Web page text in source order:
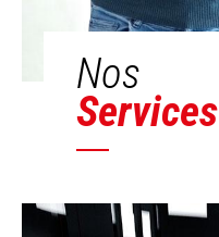
Nos
Services